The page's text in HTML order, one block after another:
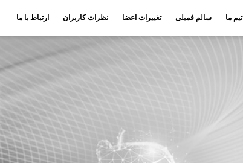
تیم ما سالم فمیلی تغییرات اعضا نظرات کاربران ارتباط با ما